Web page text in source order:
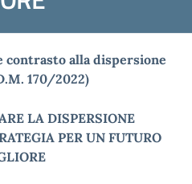
contrasto alla dispersione
170/2022)
LA DISPERSIONE
PER UN FUTURO